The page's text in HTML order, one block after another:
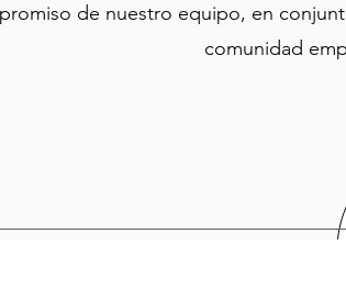
de nuestro equipo, en
comunidad